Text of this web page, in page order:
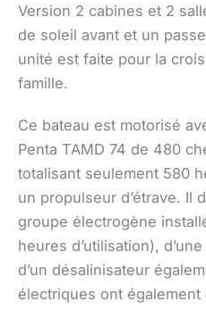
Version 2 cabines et 2
de soleil avant et un
unité est faite pour la
famille.
Ce bateau est motorisé
Penta TAMD 74 de 480
totalisant seulement 580
un propulseur d’étrave. Il
groupe électrogène
heures d’utilisation),
d’un désalinisateur
électriques ont